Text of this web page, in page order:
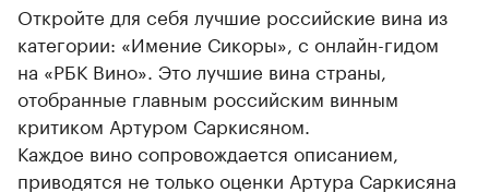
Откройте для себя лучшие российские вина из
категории: «Имение Сикоры», с онлайн-гидом
на «РБК Вино». Это лучшие вина страны,
отобранные главным российским винным
критиком Артуром Саркисяном.
Каждое вино сопровождается описанием,
приводятся не только оценки Артура Саркисяна